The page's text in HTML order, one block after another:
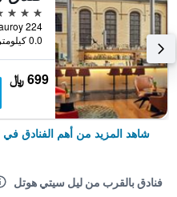
5 نجوم
0.0 كيلومتر عن وسط المدينة
699 ﷼
شاهد المزيد من أهم الفنادق في
فنادق بالقرب من ليل سيتي هوتل